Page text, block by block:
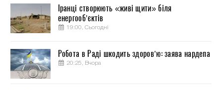
Іранці створюють «живі щити» біля
енергооб’єктів
19:00, Сьогодні
Робота в Раді шкодить здоров’ю: заява нардепа
20:25, Вчора